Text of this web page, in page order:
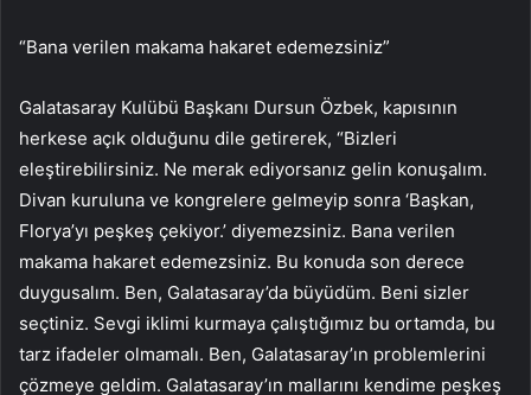
“Bana verilen makama hakaret edemezsiniz”
Galatasaray Kulübü Başkanı Dursun Özbek, kapısının
herkese açık olduğunu dile getirerek, “Bizleri
eleştirebilirsiniz. Ne merak ediyorsanız gelin konuşalım.
Divan kuruluna ve kongrelere gelmeyip sonra ‘Başkan,
Florya’yı peşkeş çekiyor.’ diyemezsiniz. Bana verilen
makama hakaret edemezsiniz. Bu konuda son derece
duygusalım. Ben, Galatasaray’da büyüdüm. Beni sizler
seçtiniz. Sevgi iklimi kurmaya çalıştığımız bu ortamda, bu
tarz ifadeler olmamalı. Ben, Galatasaray’ın problemlerini
çözmeye geldim. Galatasaray’ın mallarını kendime peşkeş